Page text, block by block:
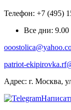
Телефон: +7 (495)
Все дни: 9.00
patriot-
Адрес: г. Москва,